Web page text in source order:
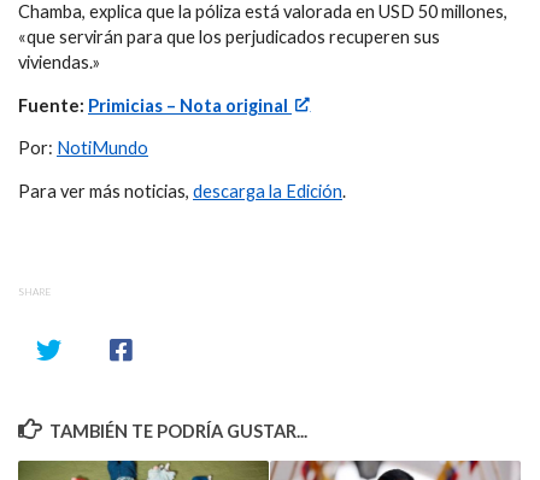
Chamba, explica que la póliza está valorada en USD 50 millones,
«que servirán para que los perjudicados recuperen sus
viviendas.»
Fuente: Primicias – Nota original
Por: NotiMundo
Para ver más noticias, descarga la Edición.
SHARE
TAMBIÉN TE PODRÍA GUSTAR...